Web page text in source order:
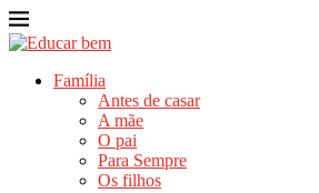
Família
Antes de casar
A mãe
O pai
Para Sempre
Os filhos